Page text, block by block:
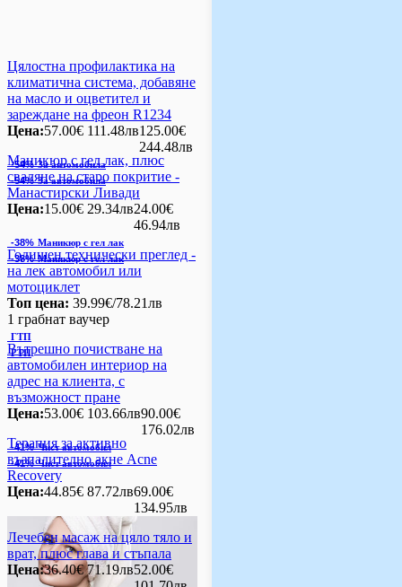
Цялостна профилактика на
климатична система, добавяне
на масло и оцветител и
зареждане на фреон R1234
Цена:57.00€ 111.48лв125.00€
244.48лв
-54% За автомобила
-54% За автомобила
Маникюр с гел лак, плюс
сваляне на старо покритие -
Манастирски Ливади
Цена:15.00€ 29.34лв24.00€
46.94лв
-38% Маникюр с гел лак
-38% Маникюр с гел лак
Годишен технически преглед -
на лек автомобил или
мотоциклет
Топ цена: 39.99€/78.21лв
1 грабнат ваучер
ГТП
ГТП
Вътрешно почистване на
автомобилен интериор на
адрес на клиента, с
възможност пране
Цена:53.00€ 103.66лв90.00€
176.02лв
-41% Чист автомобил
-41% Чист автомобил
Терапия за активно
възпалително акне Acne
Recovery
Цена:44.85€ 87.72лв69.00€
134.95лв
Лечебен масаж на цяло тяло и
врат, плюс глава и стъпала
Цена:36.40€71.19лв52.00€